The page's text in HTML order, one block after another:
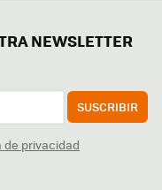
NEWSLETTER
SUSCRIBIR
de privacidad